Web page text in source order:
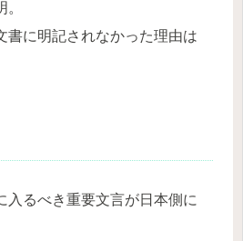
書に明記されなかった理由は
入るべき重要文言が日本側に